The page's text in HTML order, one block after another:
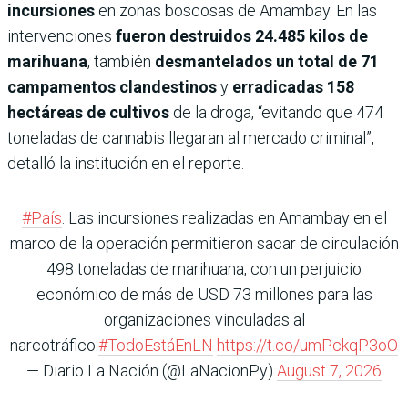
incursiones en zonas boscosas de Amambay. En las
intervenciones fueron destruidos 24.485 kilos de
marihuana, también desmantelados un total de 71
campamentos clandestinosy erradicadas 158
hectáreas de cultivos de la droga, “evitando que 474
toneladas de cannabis llegaran al mercado criminal”,
detalló la institución en el reporte.
#País . Las incursiones realizadas en Amambay en el
marco de la operación permitieron sacar de circulación
498 toneladas de marihuana, con un perjuicio
económico de más de USD 73 millones para las
organizaciones vinculadas al
narcotráfico.#TodoEstáEnLN https://t.co/umPckqP3oO
— Diario La Nación (@LaNacionPy) August 7, 2026